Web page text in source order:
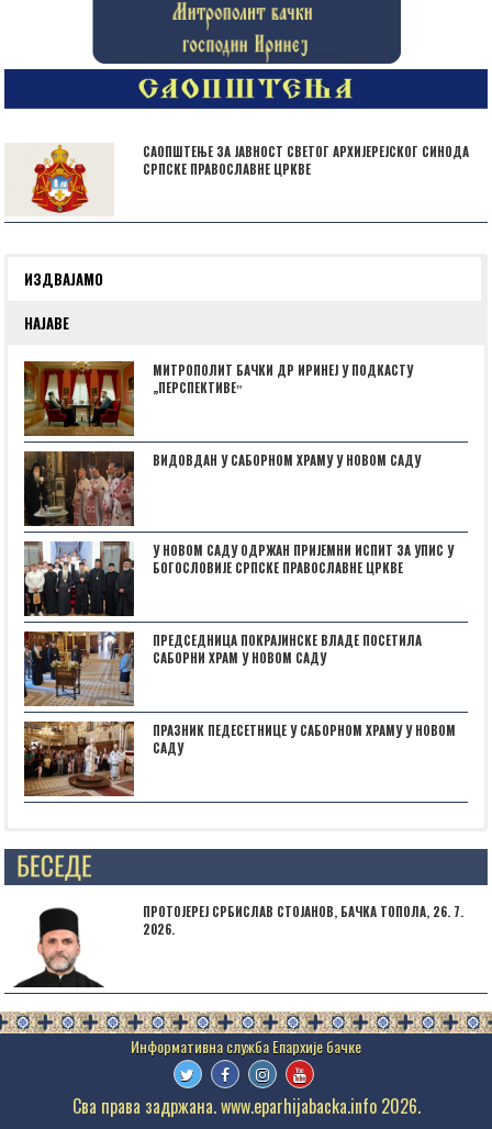
САОПШТЕЊЕ ЗА ЈАВНОСТ СВЕТОГ АРХИЈЕРЕЈСКОГ СИНОДА
СРПСКЕ ПРАВОСЛАВНЕ ЦРКВЕ
ИЗДВАЈАМО
НАЈАВЕ
МИТРОПОЛИТ БАЧКИ ДР ИРИНЕЈ У ПОДКАСТУ
„ПЕРСПЕКТИВЕˮ
ВИДОВДАН У САБОРНОМ ХРАМУ У НОВОМ САДУ
У НОВОМ САДУ ОДРЖАН ПРИЈЕМНИ ИСПИТ ЗА УПИС У
БОГОСЛОВИЈЕ СРПСКЕ ПРАВОСЛАВНЕ ЦРКВЕ
ПРЕДСЕДНИЦА ПОКРАЈИНСКЕ ВЛАДЕ ПОСЕТИЛА
САБОРНИ ХРАМ У НОВОМ САДУ
ПРАЗНИК ПЕДЕСЕТНИЦЕ У САБОРНОМ ХРАМУ У НОВОМ
САДУ
Posts not found
ПРОТОЈЕРЕЈ СРБИСЛАВ СТОЈАНОВ, БАЧКА ТОПОЛА, 26. 7.
2026.
Сва права задржана. www.eparhijabacka.info 2026.